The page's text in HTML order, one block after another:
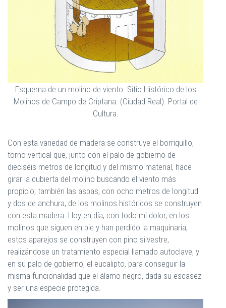
Esquema de un molino de viento. Sitio Histórico de los
Molinos de Campo de Criptana. (Ciudad Real). Portal de
Cultura.
Con esta variedad de madera se construye el borriquillo,
torno vertical que, junto con el palo de gobierno de
dieciséis metros de longitud y del mismo material, hace
girar la cubierta del molino buscando el viento más
propicio; también las aspas, con ocho metros de longitud
y dos de anchura, de los molinos históricos se construyen
con esta madera. Hoy en día, con todo mi dolor, en los
molinos que siguen en pie y han perdido la maquinaria,
estos aparejos se construyen con pino silvestre,
realizándose un tratamiento especial llamado autoclave, y
en su palo de gobierno, el eucalipto, para conseguir la
misma funcionalidad que el álamo negro, dada su escasez
y ser una especie protegida.